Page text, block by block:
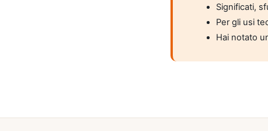
Significati,
Per gli usi
Hai notato